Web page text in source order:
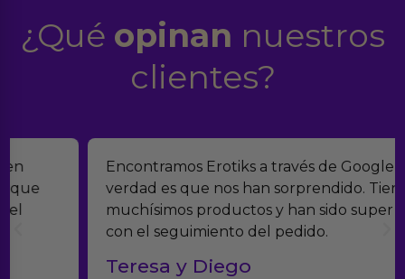
¿Qué opinan nuestros
clientes?
Encontramos Erotiks a través de Google y la
verdad es que nos han sorprendido. Tienen
muchísimos productos y han sido super atentos
con el seguimiento del pedido.
Teresa y Diego